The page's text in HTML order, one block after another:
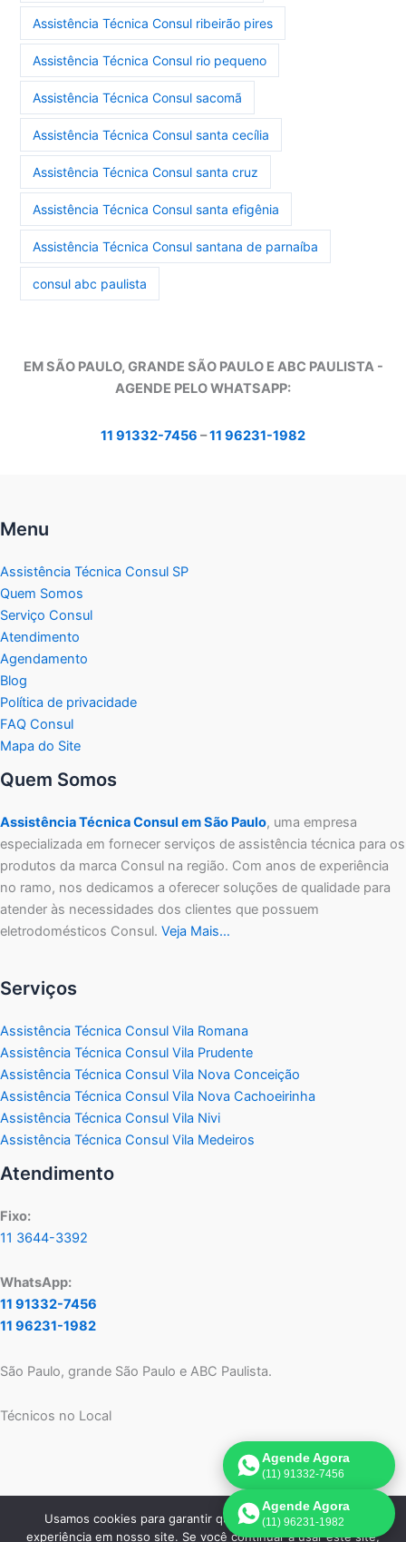
Assistência Técnica Consul ribeirão pires
Assistência Técnica Consul rio pequeno
Assistência Técnica Consul sacomã
Assistência Técnica Consul santa cecília
Assistência Técnica Consul santa cruz
Assistência Técnica Consul santa efigênia
Assistência Técnica Consul santana de parnaíba
consul abc paulista
EM SÃO PAULO, GRANDE SÃO PAULO E ABC PAULISTA -
AGENDE PELO WHATSAPP:
11 91332-7456 –11 96231-1982
Menu
Assistência Técnica Consul SP
Quem Somos
Serviço Consul
Atendimento
Agendamento
Blog
Política de privacidade
FAQ Consul
Mapa do Site
Quem Somos
Assistência Técnica Consul em São Paulo, uma empresa
especializada em fornecer serviços de assistência técnica para os
produtos da marca Consul na região. Com anos de experiência
no ramo, nos dedicamos a oferecer soluções de qualidade para
atender às necessidades dos clientes que possuem
eletrodomésticos Consul. Veja Mais…
Serviços
Assistência Técnica Consul Vila Romana
Assistência Técnica Consul Vila Prudente
Assistência Técnica Consul Vila Nova Conceição
Assistência Técnica Consul Vila Nova Cachoeirinha
Assistência Técnica Consul Vila Nivi
Assistência Técnica Consul Vila Medeiros
Atendimento
Fixo:
11 3644-3392
WhatsApp:
11 91332-7456
11 96231-1982
São Paulo, grande São Paulo e ABC Paulista.
Técnicos no Local
Copyright © 2026 Assistência Técnica Consul SP | Criado por:
Agende Agora
(11) 91332-7456
Agende Agora
(11) 96231-1982
Usamos cookies para garantir que oferecemos a melhor
experiência em nosso site. Se você continuar a usar este site,